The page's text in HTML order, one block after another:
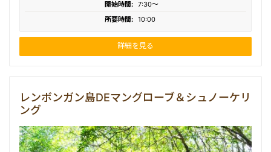
開始時間: 7:30〜
所要時間: 10:00
詳細を見る
レンボンガン島DEマングローブ＆シュノーケリ
ング